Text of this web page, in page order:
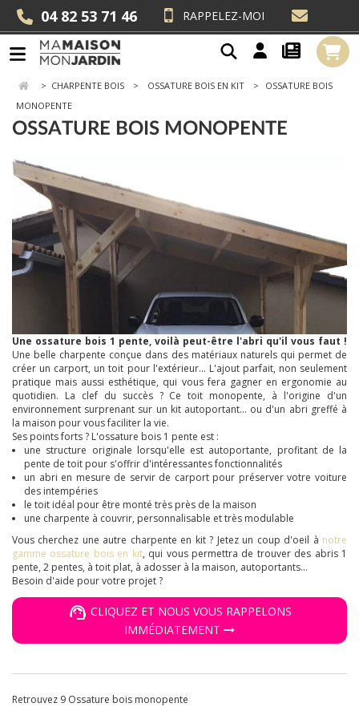
04 82 53 71 46 RAPPELEZ-MOI
> CHARPENTE BOIS OSSATURE BOIS EN KIT
OSSATURE BOIS
MONOPENTE
OSSATURE BOIS MONOPENTE
Une ossature bois 1 pente, voilà peut-être l'abri qu'il vous faut !
Une belle charpente conçue dans des matériaux naturels qui permet de
créer un carport, un toit pour l'extérieur... L'ajout parfait, non seulement
pratique mais aussi esthétique, qui vous fera gagner en ergonomie au
quotidien. La clef du succès ? Ce toit monopente, à l'origine d'un
environnement surprenant sur un kit autoportant... ou d'un abri greffé à
la maison pour vous faciliter la vie.
Ses points forts ? L'ossature bois 1 pente est :
une structure originale lorsqu'elle est autoportante, profitant de la
pente de toit pour s'offrir d'intéressantes fonctionnalités
un abri en mesure de servir de carport pour préserver votre voiture
des intempéries
le toit idéal pour être monté très près de la maison
une charpente à couvrir, personnalisable et très modulable
Vous cherchez une autre charpente en kit ? Jetez un coup d'oeil à notre
gamme ossature bois en kit, qui vous permettra de trouver des abris 1
pente, 2 pentes, à toit plat, à adosser à la maison, autoportants...
Besoin d'aide pour votre projet ?
CLIQUEZ ET NOUS VOUS RAPPELONS
IMMÉDIATEMENT
Retrouvez 9 Ossature bois monopente